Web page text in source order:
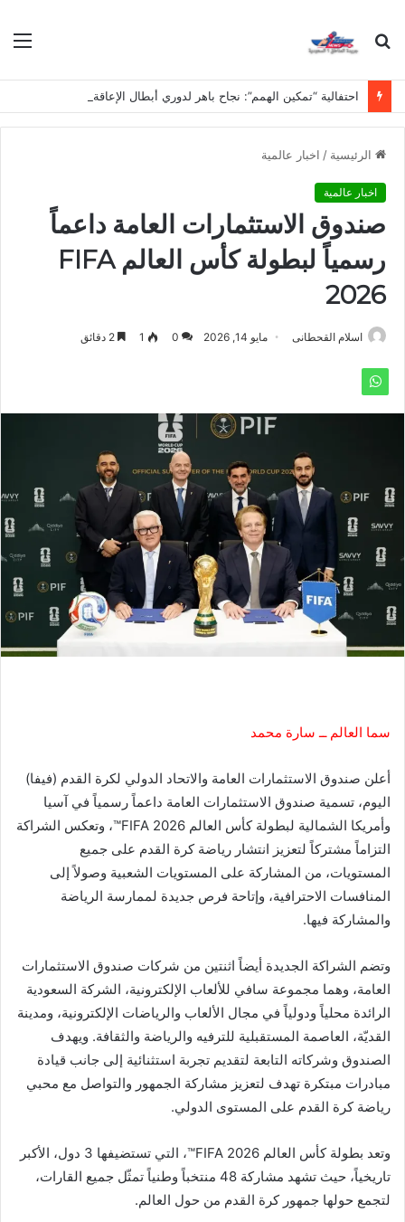
بحث
الرئيسية / اخبار عالمية
اخبار عالمية
صندوق الاستثمارات العامة داعماً
رسمياً لبطولة كأس العالم FIFA
2026
اسلام القحطانى مايو 14, 2026 0
1
سما العالم ــ سارة محمد
أعلن صندوق الاستثمارات العامة والاتحاد الدولي لكرة القدم (فيفا)
اليوم، تسمية صندوق الاستثمارات العامة داعماً رسمياً في آسيا
وأمريكا الشمالية لبطولة كأس العالم FIFA 2026™️، وتعكس الشراكة
التزاماً مشتركاً لتعزيز انتشار رياضة كرة القدم على جميع
المستويات، من المشاركة على المستويات الشعبية وصولاً إلى
المنافسات الاحترافية، وإتاحة فرص جديدة لممارسة الرياضة
والمشاركة فيها.
وتضم الشراكة الجديدة أيضاً اثنتين من شركات صندوق الاستثمارات
العامة، وهما مجموعة سافي للألعاب الإلكترونية، الشركة السعودية
الرائدة محلياً ودولياً في مجال الألعاب والرياضات الإلكترونية، ومدينة
القديّة، العاصمة المستقبلية للترفيه والرياضة والثقافة. ويهدف
الصندوق وشركاته التابعة لتقديم تجربة استثنائية إلى جانب قيادة
مبادرات مبتكرة تهدف لتعزيز مشاركة الجمهور والتواصل مع محبي
رياضة كرة القدم على المستوى الدولي.
وتعد بطولة كأس العالم FIFA 2026™️، التي تستضيفها 3 دول، الأكبر
تاريخياً، حيث تشهد مشاركة 48 منتخباً وطنياً تمثّل جميع القارات،
لتجمع حولها جمهور كرة القدم من حول العالم.